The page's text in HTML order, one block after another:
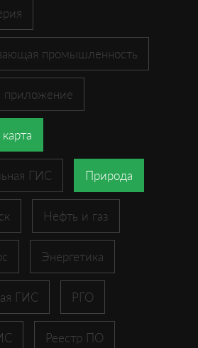
промышленность
приложение
ГИС Природа
Нефть и газ
Энергетика
ГИС РГО
Реестр ПО